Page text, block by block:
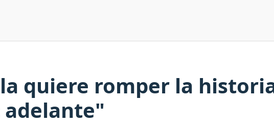
quiere romper la
adelante"